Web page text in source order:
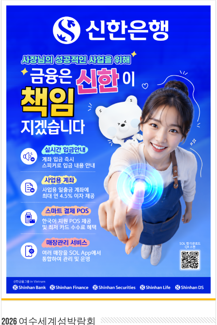
2026 여수세계섬박람회